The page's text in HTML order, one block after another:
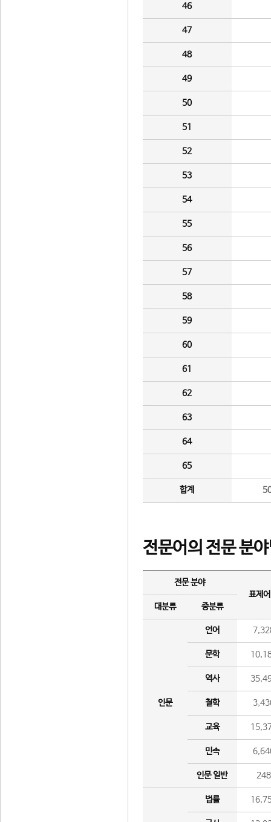
46
47
48
49
50
51
52
53
54
55
56
57
58
59
60
61
62
63
64
65
합계
전문어의 전문 분
전문 분야
표제
대분류
중분류
인문
언어
문학
역사
철학
교육
민속
인문 일반 248
법률